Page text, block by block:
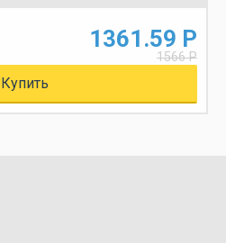
1361.59 Р
1566 Р
Купить